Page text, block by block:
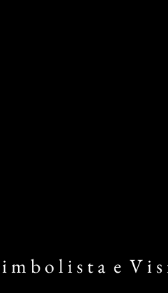
m b o l i s t a e V i